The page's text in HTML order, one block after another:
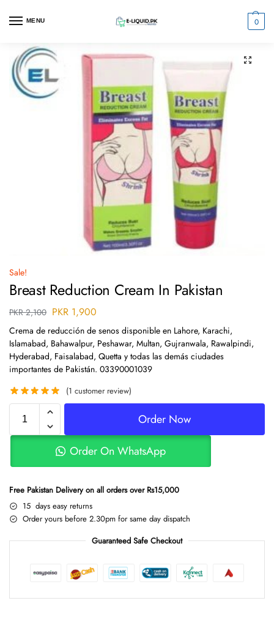
MENU 0
Sale!
Breast Reduction Cream In Pakistan
PKR2,100 PKR 1,900
Crema de reducción de senos disponible en Lahore, Karachi,
Islamabad, Bahawalpur, Peshawar, Multan, Gujranwala, Rawalpindi,
Hyderabad, Faisalabad, Quetta y todas las demás ciudades
importantes de Pakistán. 03390001039
(1 customer review)
Order Now
Order On WhatsApp
Free Pakistan Delivery on all orders over Rs15,000
15 days easy returns
Order yours before 2.30pm for same day dispatch
Guaranteed Safe Checkout